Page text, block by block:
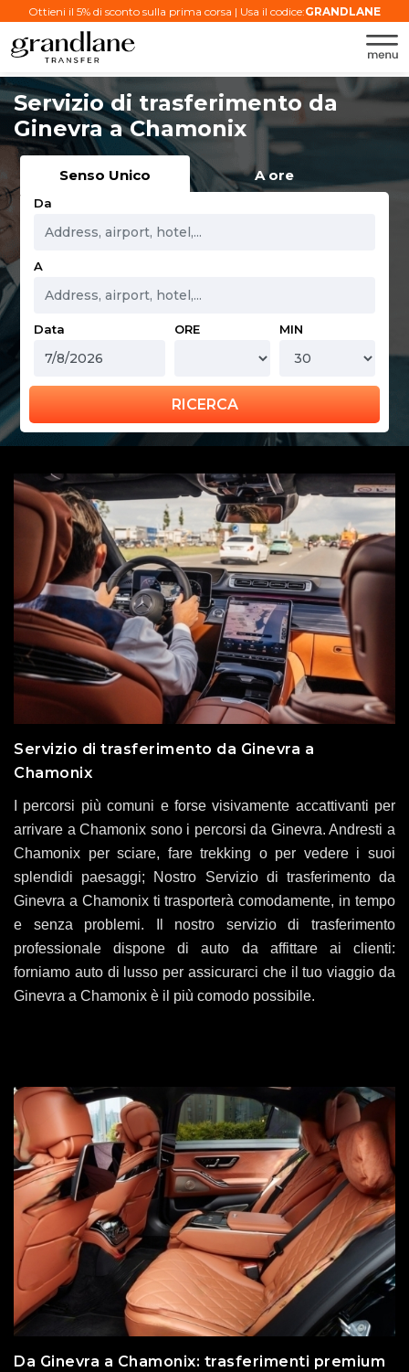
Ottieni il 5% di sconto sulla prima corsa | Usa il codice:GRANDLANE
Servizio di trasferimento da
Ginevra a Chamonix
Senso Unico A ore
Da
A
Data ORE MIN
RICERCA
Servizio di trasferimento da Ginevra a
Chamonix
I percorsi più comuni e forse visivamente accattivanti per
arrivare a Chamonix sono i percorsi da Ginevra. Andresti a
Chamonix per sciare, fare trekking o per vedere i suoi
splendidi paesaggi; Nostro Servizio di trasferimento da
Ginevra a Chamonix ti trasporterà comodamente, in tempo
e senza problemi. Il nostro servizio di trasferimento
professionale dispone di auto da affittare ai clienti:
forniamo auto di lusso per assicurarci che il tuo viaggio da
Ginevra a Chamonix è il più comodo possibile.
Da Ginevra a Chamonix: trasferimenti premium